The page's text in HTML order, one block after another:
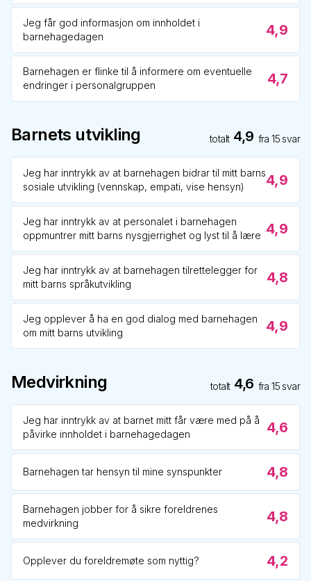
Jeg får god informasjon om innholdet i
barnehagedagen
4,9
Barnehagen er flinke til å informere om eventuelle
endringer i personalgruppen
4,7
Barnets utvikling totalt 4,9 fra15 svar
Jeg har inntrykk av at barnehagen bidrar til mitt barns
sosiale utvikling (vennskap, empati, vise hensyn)
4,9
Jeg har inntrykk av at personalet i barnehagen
oppmuntrer mitt barns nysgjerrighet og lyst til å lære 4,9
Jeg har inntrykk av at barnehagen tilrettelegger for
mitt barns språkutvikling
4,8
Jeg opplever å ha en god dialog med barnehagen
om mitt barns utvikling
4,9
Medvirkning totalt 4,6 fra15 svar
Jeg har inntrykk av at barnet mitt får være med på å
påvirke innholdet i barnehagedagen
4,6
Barnehagen tar hensyn til mine synspunkter 4,8
Barnehagen jobber for å sikre foreldrenes
medvirkning
4,8
Opplever du foreldremøte som nyttig? 4,2